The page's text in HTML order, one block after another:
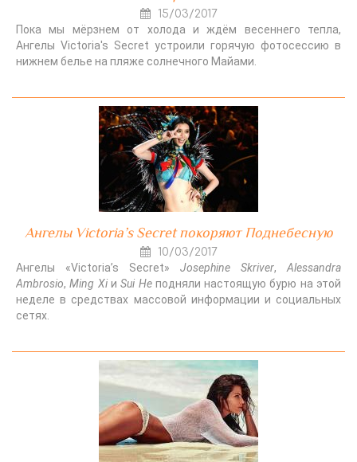
15/03/2017
Пока мы мёрзнем от холода и ждём весеннего тепла,
Ангелы Victoria's Secret устроили горячую фотосессию в
нижнем белье на пляже солнечного Майами.
Ангелы Victoria’s Secret покоряют Поднебесную
10/03/2017
Ангелы «Victoria’s Secret» Josephine Skriver, Alessandra
Ambrosio,Ming XiиSui Heподняли настоящую бурю на этой
неделе в средствах массовой информации и социальных
сетях.